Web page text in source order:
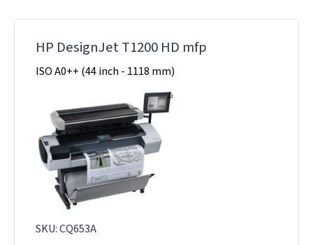
HP DesignJet T1200 HD mfp
ISO A0++ (44 inch - 1118 mm)
SKU: CQ653A